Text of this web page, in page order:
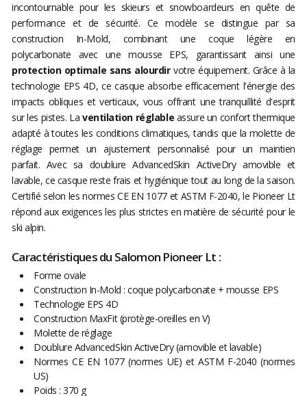
incontournable pour les skieurs et snowboardeurs en quête de
performance et de sécurité. Ce modèle se distingue par sa
construction In-Mold, combinant une coque légère en
polycarbonate avec une mousse EPS, garantissant ainsi une
protection optimale sans alourdirvotre équipement. Grâce à la
technologie EPS 4D, ce casque absorbe efficacement l'énergie des
impacts obliques et verticaux, vous offrant une tranquillité d'esprit
sur les pistes. Laventilation réglable assure un confort thermique
adapté à toutes les conditions climatiques, tandis que la molette de
réglage permet un ajustement personnalisé pour un maintien
parfait. Avec sa doublure AdvancedSkin ActiveDry amovible et
lavable, ce casque reste frais et hygiénique tout au long de la saison.
Certifié selon les normes CE EN 1077 et ASTM F-2040, le Pioneer Lt
répond aux exigences les plus strictes en matière de sécurité pour le
ski alpin.
Caractéristiques du Salomon Pioneer Lt :
Forme ovale
Construction In-Mold : coque polycarbonate + mousse EPS
Technologie EPS 4D
Construction MaxFit (protège-oreilles en V)
Molette de réglage
Doublure AdvancedSkin ActiveDry (amovible et lavable)
Normes CE EN 1077 (normes UE) et ASTM F-2040 (normes
US)
Poids : 370 g